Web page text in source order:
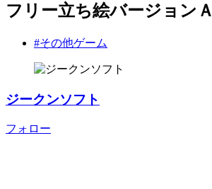
フリー立ち絵バージョンＡ
#その他ゲーム
ジークンソフト
フォロー